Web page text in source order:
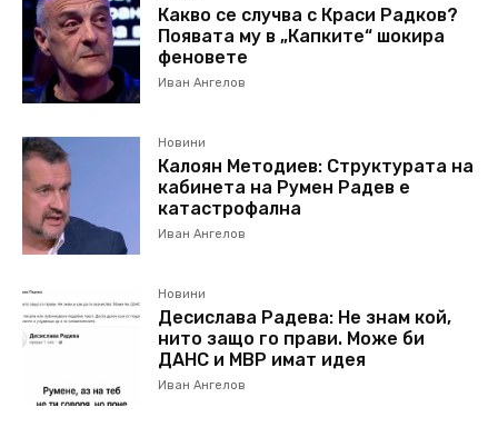
Какво се случва с Краси Радков?
Появата му в „Капките“ шокира
феновете
Иван Ангелов
Новини
Калоян Методиев: Структурата на
кабинета на Румен Радев е
катастрофална
Иван Ангелов
Новини
Десислава Радева: Не знам кой,
нито защо го прави. Може би
ДАНС и МВР имат идея
Иван Ангелов